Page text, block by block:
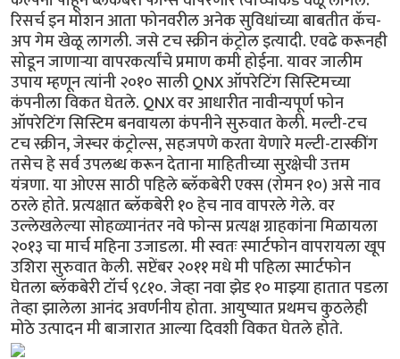
रिसर्च इन मोशन आता फोनवरील अनेक सुविधांच्या बाबतीत कॅच-
अप गेम खेळू लागली. जसे टच स्क्रीन कंट्रोल इत्यादी. एवढे करूनही
सोडून जाणार्‍या वापरकर्त्यांचे प्रमाण कमी होईना. यावर जालीम
उपाय म्हणून त्यांनी २०१० साली QNX ऑपरेटिंग सिस्टिमच्या
कंपनीला विकत घेतले. QNX वर आधारीत नावीन्यपूर्ण फोन
ऑपरेटिंग सिस्टिम बनवायला कंपनीने सुरुवात केली. मल्टी-टच
टच स्क्रीन, जेस्चर कंट्रोल्स, सहजपणे करता येणारे मल्टी-टास्कींग
तसेच हे सर्व उपलब्ध करून देताना माहितीच्या सुरक्षेची उत्तम
यंत्रणा. या ओएस साठी पहिले ब्लॅकबेरी एक्स (रोमन १०) असे नाव
ठरले होते. प्रत्यक्षात ब्लॅकबेरी १० हेच नाव वापरले गेले. वर
उल्लेखलेल्या सोहळ्यानंतर नवे फोन्स प्रत्यक्ष ग्राहकांना मिळायला
२०१३ चा मार्च महिना उजाडला. मी स्वतः स्मार्टफोन वापरायला खूप
उशिरा सुरुवात केली. सप्टेंबर २०११ मधे मी पहिला स्मार्टफोन
घेतला ब्लॅकबेरी टॉर्च ९८१०. जेव्हा नवा झेड १० माझ्या हातात पडला
तेव्हा झालेला आनंद अवर्णनीय होता. आयुष्यात प्रथमच कुठलेही
मोठे उत्पादन मी बाजारात आल्या दिवशी विकत घेतले होते.